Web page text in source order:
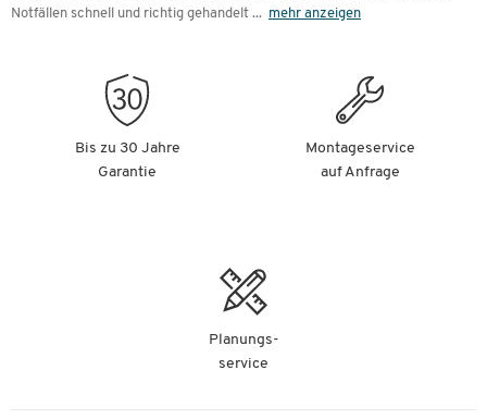
Notfällen schnell und richtig gehandelt ... mehr anzeigen
Bis zu 30 Jahre
Garantie
Montageservice
auf Anfrage
Planungs-
service